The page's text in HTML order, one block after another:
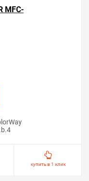
MFC-
купить в 1 клик